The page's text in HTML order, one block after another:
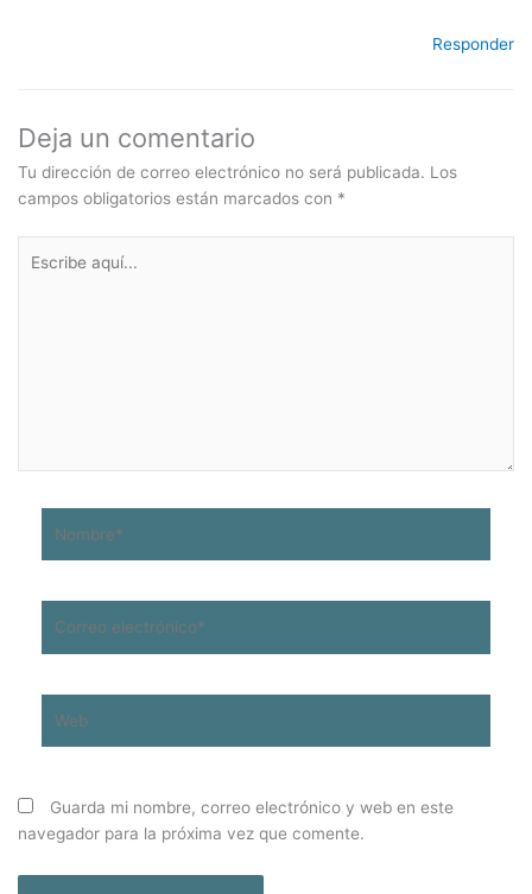
Responder
Deja un comentario
Tu dirección de correo electrónico no será publicada. Los
campos obligatorios están marcados con *
aquí...
electrónico*
Guarda mi nombre, correo electrónico y web en este
navegador para la próxima vez que comente.